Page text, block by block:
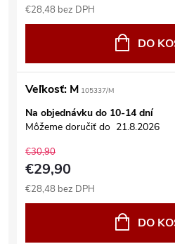
€28,48 bez DPH
DO
Veľkosť: M 105337/M
Na objednávku do 10-14 dní
Môžeme doručiť do 21.8.2026
€30,90
€29,90
€28,48 bez DPH
DO